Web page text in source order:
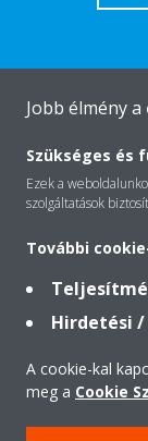
A Daikin-ról
Megoldások
Kapcsolat
Termékek
Jobb élmény a
Szükséges és
Ezek a
szolgáltatások
További
Hirdetési
A cookie-kal
meg a Cookie